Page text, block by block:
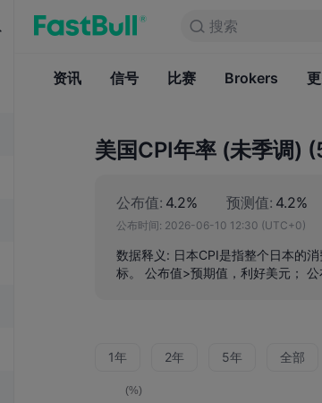
搜索
资讯
搜索
资讯 信号 比赛 Brokers
美国CPI年率 (未季调)
公布值: 4.2% 预测值: 4.2%
公布时间: 2026-06-10 12:30 (UTC+0)
数据释义: 日本CPI是指整个日本的
标。 公布值>预期值，利好美元； 公
1年 2年 5年 全部